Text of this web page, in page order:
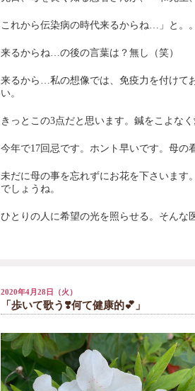
これから伝染病の時代来るからね… 」と。
来るからね…の後の言葉は？無し（笑）
来るから …私の想像では、免疫力を付けて
い。
きっとこの3点だと思います。鍼をこよなく
今年で17回忌です。ホント早いです。母の
未だに母の事を忘れずにお花を下さいます
でしょうね。
ひとりの人に希望の光を照らせる。そんな
2020年4月28日（火）
「歩いて歌う❣️何て健康的💕」